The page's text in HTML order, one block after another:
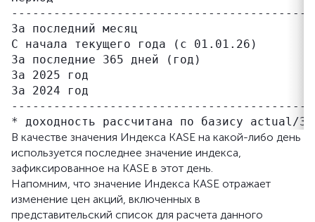
За последний месяц
C начала текущего года (с 01.01.26)
За последние 365 дней (год)
За 2025 год
За 2024 год
В качестве значения Индекса KASE на какой-либо день
используется последнее значение индекса,
зафиксированное на KASE в этот день.
Напомним, что значение Индекса KASE отражает
изменение цен акций, включенных в
представительский список для расчета данного